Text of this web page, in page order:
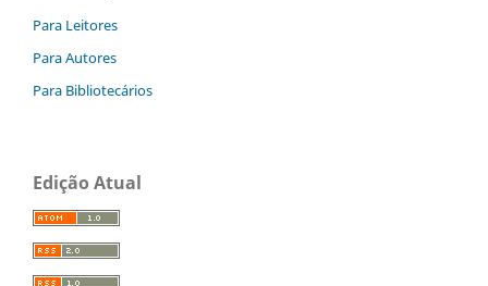
Para Leitores
Para Autores
Para Bibliotecários
Edição Atual